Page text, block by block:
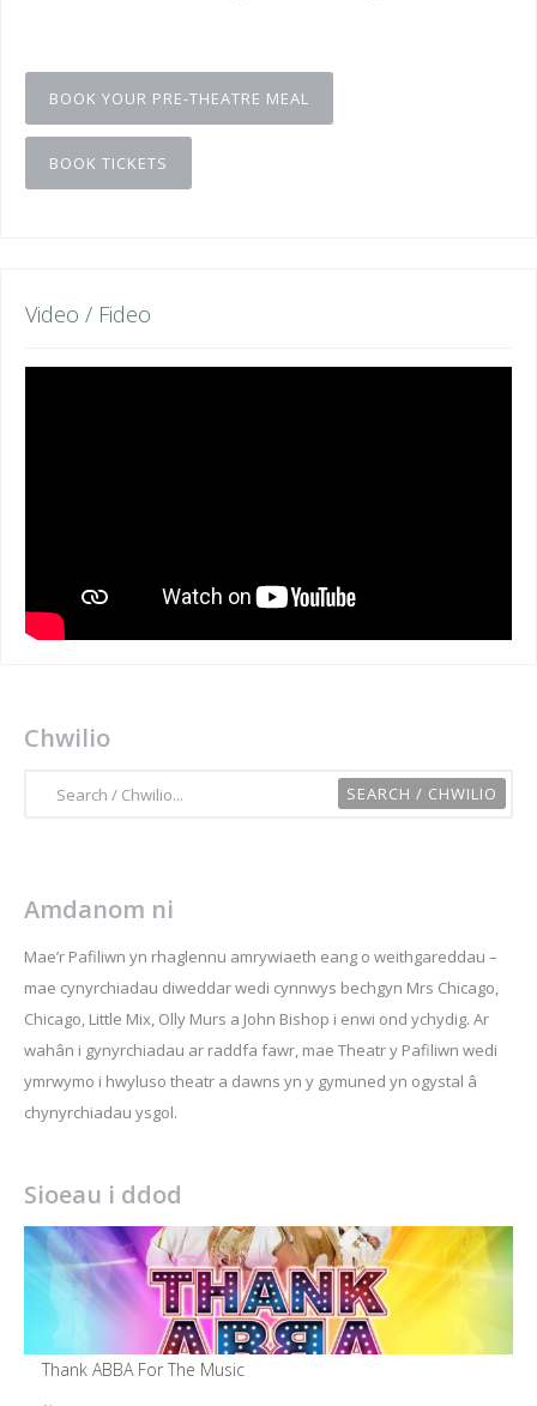
BOOK YOUR PRE-THEATRE MEAL
BOOK TICKETS
Video / Fideo
Chwilio
Amdanom ni
Mae’r Pafiliwn yn rhaglennu amrywiaeth eang o weithgareddau –
mae cynyrchiadau diweddar wedi cynnwys bechgyn Mrs Chicago,
Chicago, Little Mix, Olly Murs a John Bishop i enwi ond ychydig. Ar
wahân i gynyrchiadau ar raddfa fawr, mae Theatr y Pafiliwn wedi
ymrwymo i hwyluso theatr a dawns yn y gymuned yn ogystal â
chynyrchiadau ysgol.
Sioeau i ddod
Thank ABBA For The Music